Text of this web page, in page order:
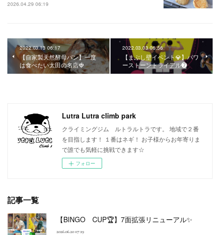
2026.04.29 06:19
2022.03.13 06:17
【自家製天然酵母パン】一度
は食べたい太田の名店🍓
2022.03.03 06:56
【まぶし壁イベント💎】パワ
ーストーントライアル❼
Lutra Lutra climb park
クライミングジム ルトラルトラです。 地域で２番
を目指します！ １番はネギ！ お子様からお年寄りま
で誰でも気軽に挑戦できます☆
フォロー
記事一覧
【BINGO CUP🏆】7面拡張リニューアル✨
2026.06.20 07:19